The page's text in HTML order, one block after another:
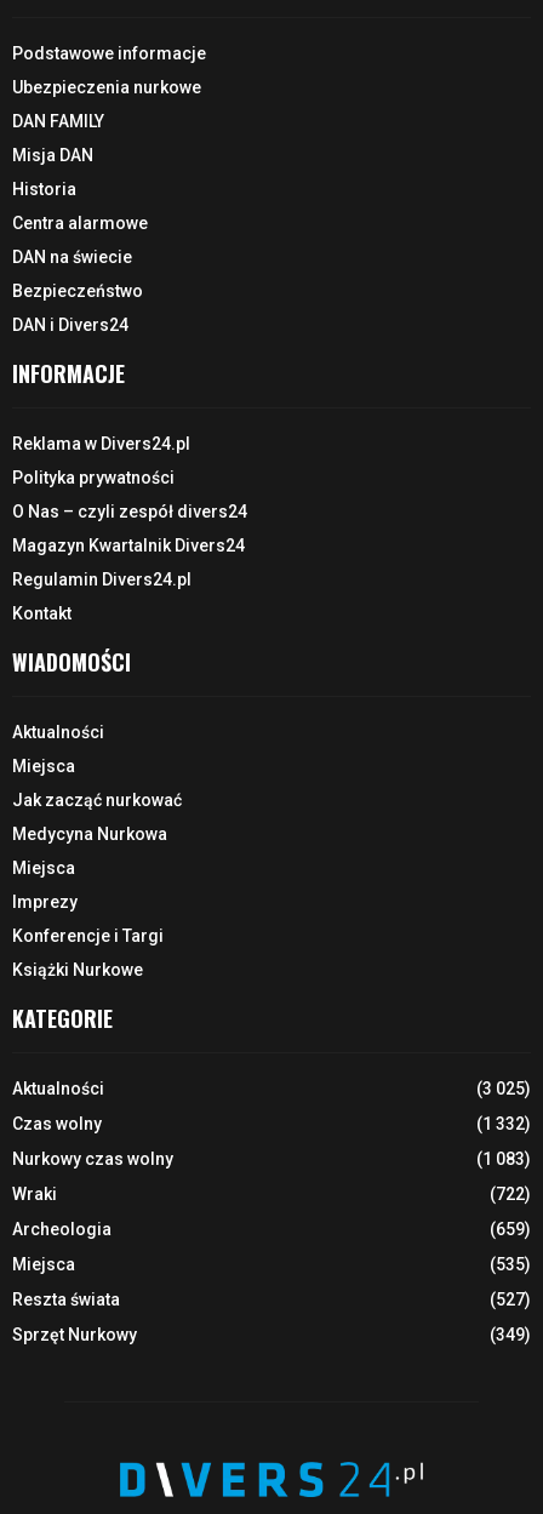
Podstawowe informacje
Ubezpieczenia nurkowe
DAN FAMILY
Misja DAN
Historia
Centra alarmowe
DAN na świecie
Bezpieczeństwo
DAN i Divers24
INFORMACJE
Reklama w Divers24.pl
Polityka prywatności
O Nas – czyli zespół divers24
Magazyn Kwartalnik Divers24
Regulamin Divers24.pl
Kontakt
WIADOMOŚCI
Aktualności
Miejsca
Jak zacząć nurkować
Medycyna Nurkowa
Miejsca
Imprezy
Konferencje i Targi
Książki Nurkowe
KATEGORIE
Aktualności
(3 025)
Czas wolny
(1 332)
Nurkowy czas wolny
(1 083)
Wraki
(722)
Archeologia
(659)
Miejsca
(535)
Reszta świata
(527)
Sprzęt Nurkowy
(349)